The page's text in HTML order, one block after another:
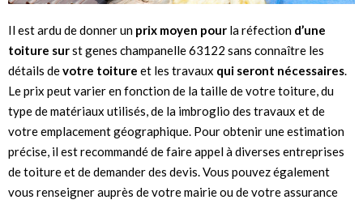
Il est ardu de donner un prix moyen pour la réfection d’une
toiture surst genes champanelle 63122 sans connaître les
détails devotre toiture et les travaux qui seront nécessaires.
Le prix peut varier en fonction de la taille de votre toiture, du
type de matériaux utilisés, de la imbroglio des travaux et de
votre emplacement géographique. Pour obtenir une estimation
précise, il est recommandé de faire appel à diverses entreprises
de toiture et de demander des devis. Vous pouvez également
vous renseigner auprès de votre mairie ou de votre assurance